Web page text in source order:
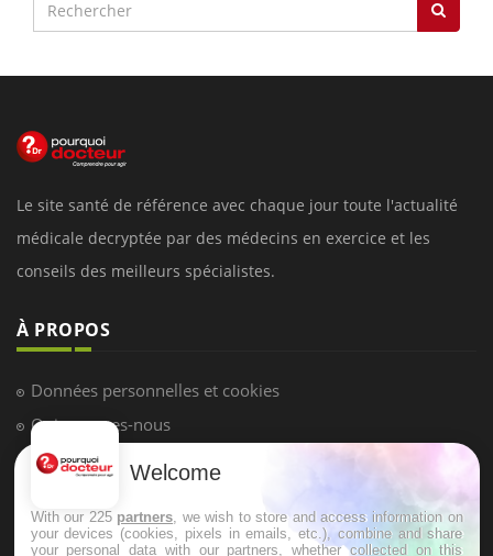
Le site santé de référence avec chaque jour toute l'actualité
médicale decryptée par des médecins en exercice et les
conseils des meilleurs spécialistes.
À PROPOS
Données personnelles et cookies
Qui sommes-nous
Conditions d'utilisation
Mentions Légales
Welcome
With our 225 partners , we wish to store and access information on
your devices (cookies, pixels in emails, etc.), combine and share
your personal data with our partners, whether collected on this